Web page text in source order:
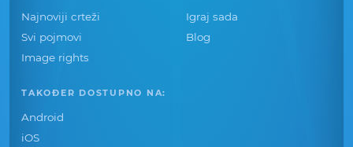
Najnoviji crteži
Svi pojmovi
Image rights
Igraj sada
Blog
TAKOĐER DOSTUPNO NA:
Android
iOS